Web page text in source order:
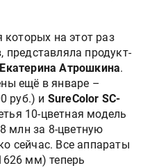
которых на этот раз
представляла продукт-
Екатерина Атрошкина.
ещё в январе –
руб.) и SureColor SC-
10-цветная модель
млн за 8-цветную
сейчас. Все аппараты
мм) теперь